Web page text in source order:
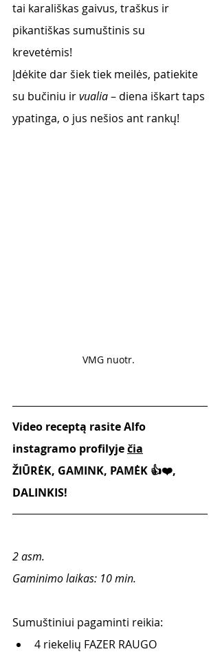
tai karališkas gaivus, traškus ir
pikantiškas sumuštinis su
krevetėmis!
Įdėkite dar šiek tiek meilės, patiekite
su bučiniu ir vualia – diena iškart taps
ypatinga, o jus nešios ant rankų!
VMG nuotr.
Video receptą rasite Alfo
instagramo profilyje čia
ŽIŪRĖK, GAMINK, PAMĖK 👍❤️,
DALINKIS!
2 asm.
Gaminimo laikas: 10 min.
Sumuštiniui pagaminti reikia:
4 riekelių FAZER RAUGO